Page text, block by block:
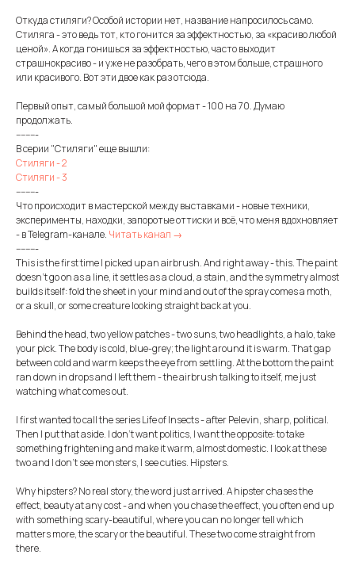
Откуда стиляги? Особой истории нет, название напросилось само.
Стиляга - это ведь тот, кто гонится за эффектностью, за «красиво любой
ценой». А когда гонишься за эффектностью, часто выходит
страшнокрасиво - и уже не разобрать, чего в этом больше, страшного
или красивого. Вот эти двое как раз отсюда.
Первый опыт, самый большой мой формат - 100 на 70. Думаю
продолжать.
---------
В серии "Стиляги" еще вышли:
Стиляги - 2
Стиляги - 3
---------
Что происходит в мастерской между выставками - новые техники,
эксперименты, находки, запоротые оттиски и всё, что меня вдохновляет
- в Telegram-канале. Читать канал →
---------
This is the first time I picked up an airbrush. And right away - this. The paint
doesn't go on as a line, it settles as a cloud, a stain, and the symmetry almost
builds itself: fold the sheet in your mind and out of the spray comes a moth,
or a skull, or some creature looking straight back at you.
Behind the head, two yellow patches - two suns, two headlights, a halo, take
your pick. The body is cold, blue-grey; the light around it is warm. That gap
between cold and warm keeps the eye from settling. At the bottom the paint
ran down in drops and I left them - the airbrush talking to itself, me just
watching what comes out.
I first wanted to call the series Life of Insects - after Pelevin, sharp, political.
Then I put that aside. I don't want politics, I want the opposite: to take
something frightening and make it warm, almost domestic. I look at these
two and I don't see monsters, I see cuties. Hipsters.
Why hipsters? No real story, the word just arrived. A hipster chases the
effect, beauty at any cost - and when you chase the effect, you often end up
with something scary-beautiful, where you can no longer tell which
matters more, the scary or the beautiful. These two come straight from
there.